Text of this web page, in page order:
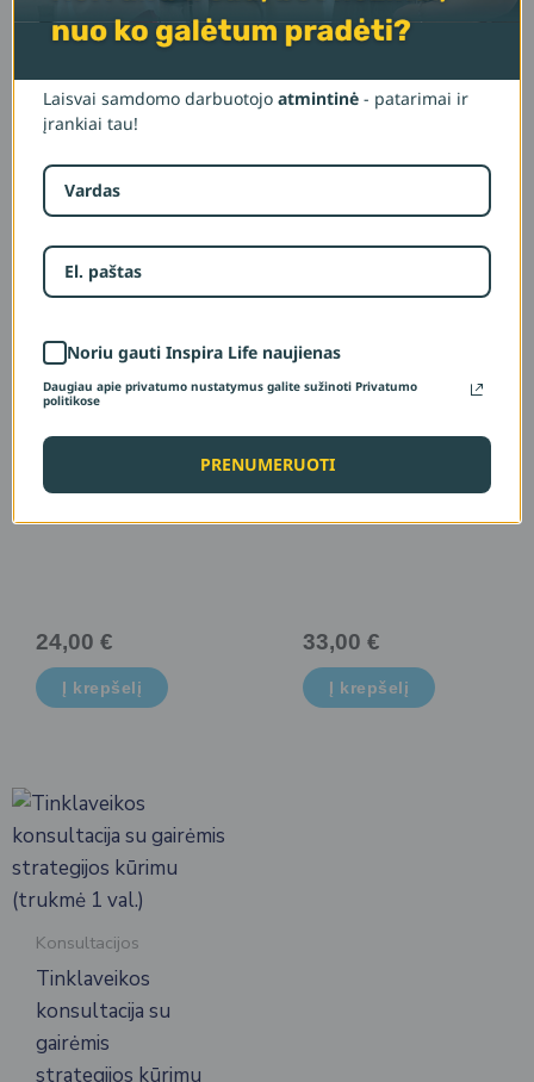
Išmok ją naudoti savo naudai ir pastebėsi, kaip
keičiasi ne tik tai, kaip tave mato kiti, bet ir kaip pats
pradedi jaustis.
Panašūs produktai
Atmintinės
Mažosios bendrijos
mokesčių gidas
24,00 €
Į krepšelį
Metinis finansų
33,00 €
Į krepšelį
Konsultacijos
Tinklaveikos
konsultacija su
gairėmis
strategijos kūrimu
Laisvai samdomo darbuotojo atmintinė - patarimai ir
įrankiai tau!
Noriu gauti Inspira Life naujienas
Daugiau apie privatumo nustatymus galite sužinoti Privatumo
politikose
PRENUMERUOTI